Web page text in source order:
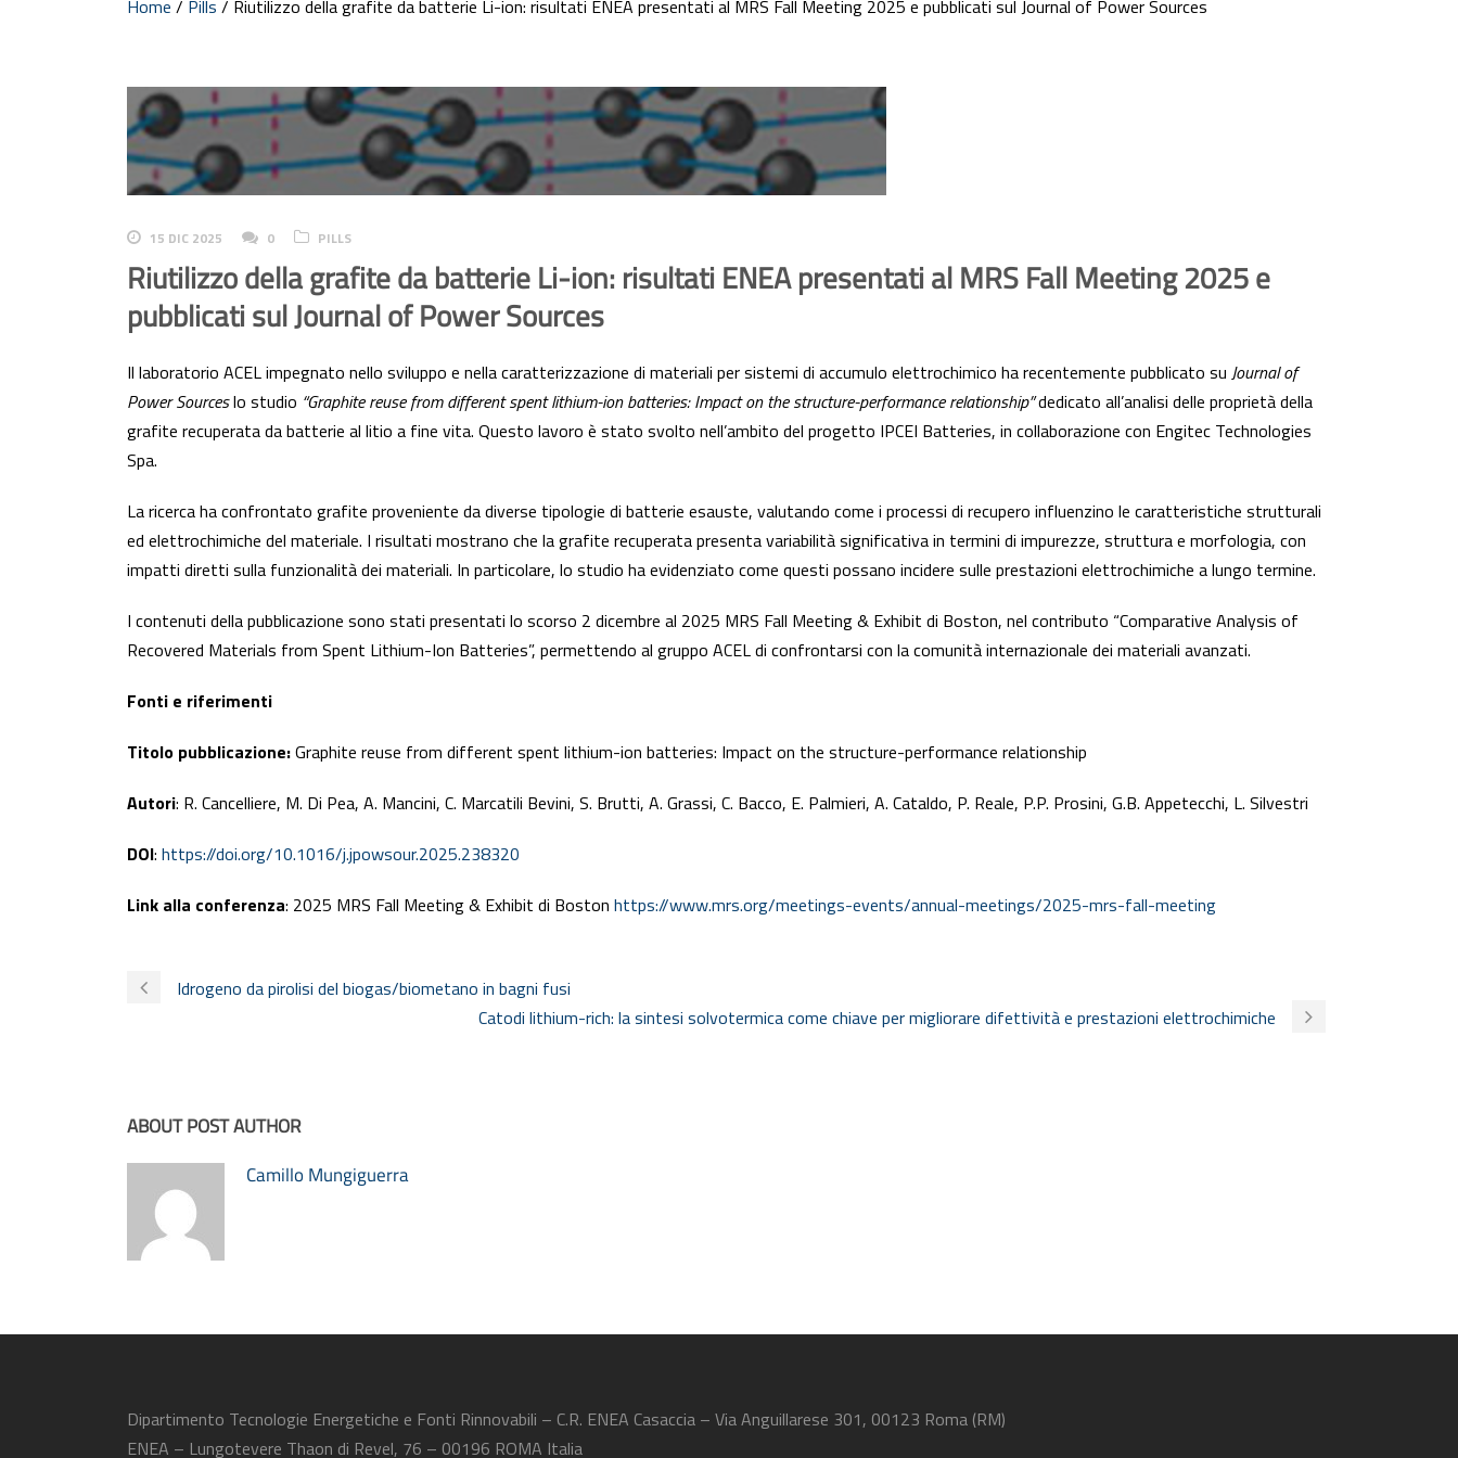
Home / Pills / Riutilizzo della grafite da batterie Li-ion: risultati ENEA presentati al MRS Fall Meeting 2025 e pubblicati sul Journal of Power Sources
15 DIC 2025 0 PILLS
Riutilizzo della grafite da batterie Li-ion: risultati ENEA presentati al MRS Fall Meeting 2025 e
pubblicati sul Journal of Power Sources
Il laboratorio ACEL impegnato nello sviluppo e nella caratterizzazione di materiali per sistemi di accumulo elettrochimico ha recentemente pubblicato su Journal of
Power Sourceslo studio “Graphite reuse from different spent lithium-ion batteries: Impact on the structure-performance relationship”dedicato all’analisi delle proprietà della
grafite recuperata da batterie al litio a fine vita. Questo lavoro è stato svolto nell’ambito del progetto IPCEI Batteries, in collaborazione con Engitec Technologies
Spa.
La ricerca ha confrontato grafite proveniente da diverse tipologie di batterie esauste, valutando come i processi di recupero influenzino le caratteristiche strutturali
ed elettrochimiche del materiale. I risultati mostrano che la grafite recuperata presenta variabilità significativa in termini di impurezze, struttura e morfologia, con
impatti diretti sulla funzionalità dei materiali. In particolare, lo studio ha evidenziato come questi possano incidere sulle prestazioni elettrochimiche a lungo termine.
I contenuti della pubblicazione sono stati presentati lo scorso 2 dicembre al 2025 MRS Fall Meeting & Exhibit di Boston, nel contributo “Comparative Analysis of
Recovered Materials from Spent Lithium-Ion Batteries”, permettendo al gruppo ACEL di confrontarsi con la comunità internazionale dei materiali avanzati.
Fonti e riferimenti
Titolo pubblicazione:Graphite reuse from different spent lithium-ion batteries: Impact on the structure-performance relationship
Autori: R. Cancelliere, M. Di Pea, A. Mancini, C. Marcatili Bevini, S. Brutti, A. Grassi, C. Bacco, E. Palmieri, A. Cataldo, P. Reale, P.P. Prosini, G.B. Appetecchi, L. Silvestri
DOI: https://doi.org/10.1016/j.jpowsour.2025.238320
Link alla conferenza: 2025 MRS Fall Meeting & Exhibit di Boston https://www.mrs.org/meetings-events/annual-meetings/2025-mrs-fall-meeting
Idrogeno da pirolisi del biogas/biometano in bagni fusi
Catodi lithium-rich: la sintesi solvotermica come chiave per migliorare difettività e prestazioni elettrochimiche
ABOUT POST AUTHOR
Camillo Mungiguerra
Dipartimento Tecnologie Energetiche e Fonti Rinnovabili – C.R. ENEA Casaccia – Via Anguillarese 301, 00123 Roma (RM)
ENEA – Lungotevere Thaon di Revel, 76 – 00196 ROMA Italia